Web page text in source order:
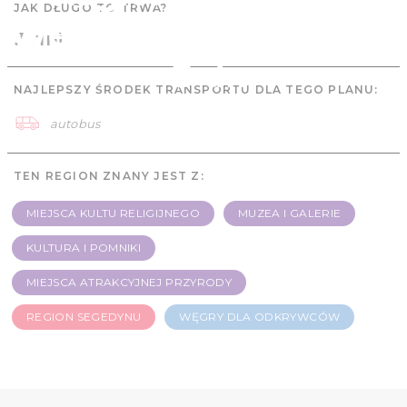
Węgry dla odkrywców
- 3 dni
JAK DŁUGO TO TRWA?
3 dni
NAJLEPSZY ŚRODEK TRANSPORTU DLA TEGO PLANU:
autobus
TEN REGION ZNANY JEST Z:
MIEJSCA KULTU RELIGIJNEGO MUZEA I GALERIE
KULTURA I POMNIKI
MIEJSCA ATRAKCYJNEJ PRZYRODY
REGION SEGEDYNU WĘGRY DLA ODKRYWCÓW